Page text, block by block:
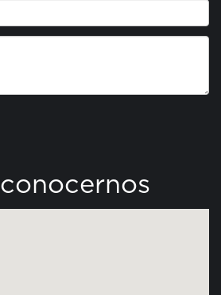
conocernos